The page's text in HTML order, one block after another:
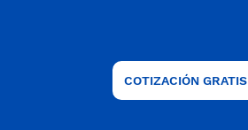
COTIZACIÓN GRATIS